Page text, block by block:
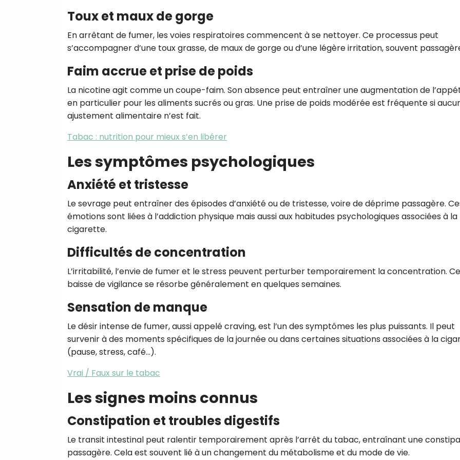
Toux et maux de gorge
En arrêtant de fumer, les voies respiratoires commencent à se nettoyer. Ce processus peut
s’accompagner d’une toux grasse, de maux de gorge ou d’une légère irritation, souvent
Faim accrue et prise de poids
La nicotine agit comme un coupe-faim. Son absence peut entraîner une augmentation de
en particulier pour les aliments sucrés ou gras. Une prise de poids modérée est fréquente si
ajustement alimentaire n’est fait.
Tabac : nutrition pour mieux s’en libérer
Les symptômes psychologiques
Anxiété et tristesse
Le sevrage peut entraîner des épisodes d’anxiété ou de tristesse, voire de déprime passagère.
émotions sont liées à l’addiction physique mais aussi aux habitudes psychologiques associées à la
cigarette.
Difficultés de concentration
L’irritabilité, l’envie de fumer et le stress peuvent perturber temporairement la concentration.
baisse de vigilance se résorbe généralement en quelques semaines.
Sensation de manque
Le désir intense de fumer, aussi appelé craving, est l’un des symptômes les plus puissants. Il peut
survenir à des moments spécifiques de la journée ou dans certaines situations associées à la
(pause, stress, café…).
Vrai / Faux sur le tabac
Les signes moins connus
Constipation et troubles digestifs
Le transit intestinal peut ralentir temporairement après l’arrêt du tabac, entraînant une
passagère. Cela est souvent lié à un changement du métabolisme et du mode de vie.